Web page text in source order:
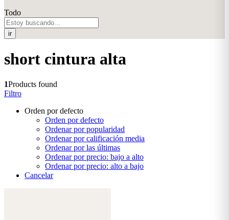
Todo
ir
short cintura alta
1Products found
Filtro
Orden por defecto
Orden por defecto
Ordenar por popularidad
Ordenar por calificación media
Ordenar por las últimas
Ordenar por precio: bajo a alto
Ordenar por precio: alto a bajo
Cancelar